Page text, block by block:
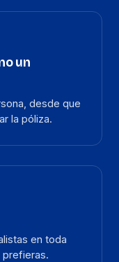
un
desde que
la póliza.
en toda
prefieras.